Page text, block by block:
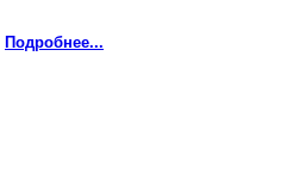
Подробнее...